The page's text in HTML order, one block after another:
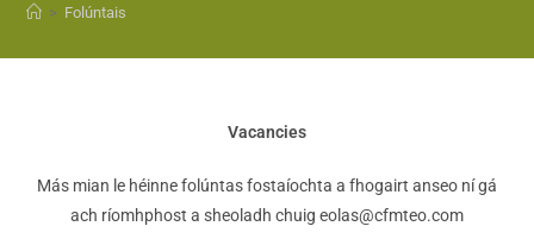
> Folúntais
Vacancies
Más mian le héinne folúntas fostaíochta a fhogairt anseo ní gá
ach ríomhphost a sheoladh chuig eolas@cfmteo.com